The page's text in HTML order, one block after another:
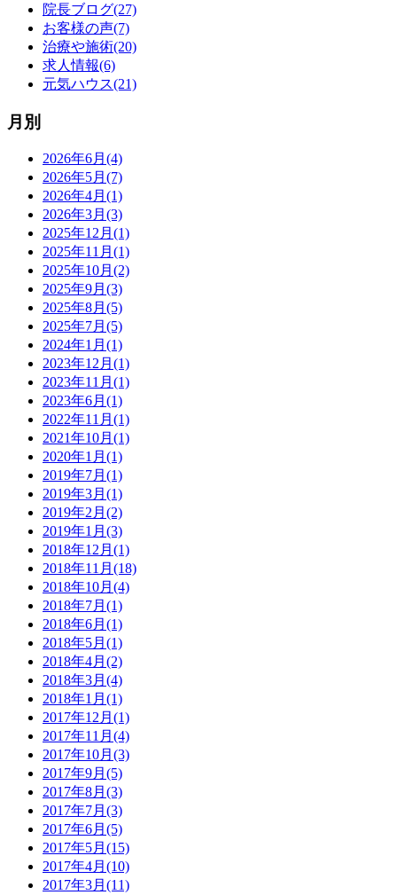
院長ブログ(27)
お客様の声(7)
治療や施術(20)
求人情報(6)
元気ハウス(21)
月別
2026年6月(4)
2026年5月(7)
2026年4月(1)
2026年3月(3)
2025年12月(1)
2025年11月(1)
2025年10月(2)
2025年9月(3)
2025年8月(5)
2025年7月(5)
2024年1月(1)
2023年12月(1)
2023年11月(1)
2023年6月(1)
2022年11月(1)
2021年10月(1)
2020年1月(1)
2019年7月(1)
2019年3月(1)
2019年2月(2)
2019年1月(3)
2018年12月(1)
2018年11月(18)
2018年10月(4)
2018年7月(1)
2018年6月(1)
2018年5月(1)
2018年4月(2)
2018年3月(4)
2018年1月(1)
2017年12月(1)
2017年11月(4)
2017年10月(3)
2017年9月(5)
2017年8月(3)
2017年7月(3)
2017年6月(5)
2017年5月(15)
2017年4月(10)
2017年3月(11)